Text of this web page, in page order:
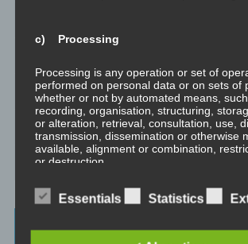
Abgespaltene Teile identifizieren
Richtig Feedback geben: Das Feedback-
How To Make Yourself A Better Person
Archives
c) Processing
Processing is any operation or set of
performed on personal data or on sets of
whether or not by automated means, such
recording, organisation, structuring,
or alteration, retrieval, consultation, use,
transmission, dissemination or otherwise
available, alignment or combination,
or destruction.
d) Restriction of processing
Restriction of processing is the marking of
Essentials Statistics